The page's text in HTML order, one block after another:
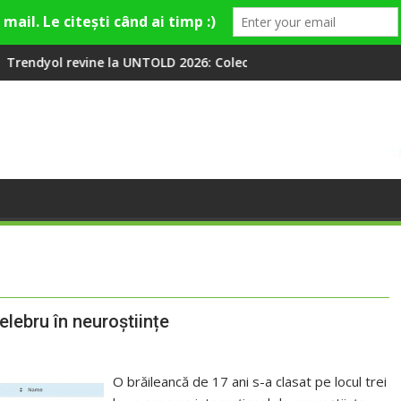
UNTOLD 2026: Colecții capsulă lansate cu Gina, Smiley și
Peste 100 000 de
în neuroștiințe
O brăileancă de 17 ani s-a clasat pe locul trei